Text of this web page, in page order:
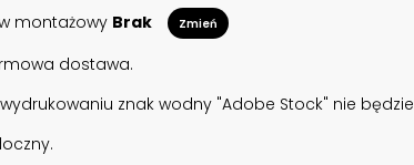
montażowy Brak Zmień
dostawa.
znak wodny "Adobe Stock" nie będzie